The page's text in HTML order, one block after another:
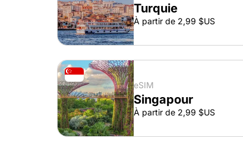
Turquie
À partir de 2,99 $US
eSIM
Singapour
À partir de 2,99 $US